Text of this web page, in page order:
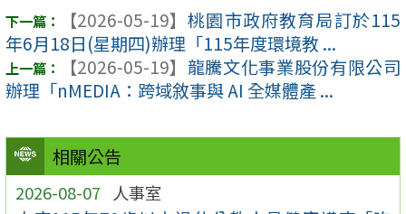
相關公告
2026-08-07 人事室
【2026-05-19】 桃園市政府教育局訂於115
年6月18日(星期四)辦理「115年度環境教 ...
【2026-05-19】 龍騰文化事業股份有限公司
辦理「nMEDIA：跨域敘事與 AI 全媒體產 ...